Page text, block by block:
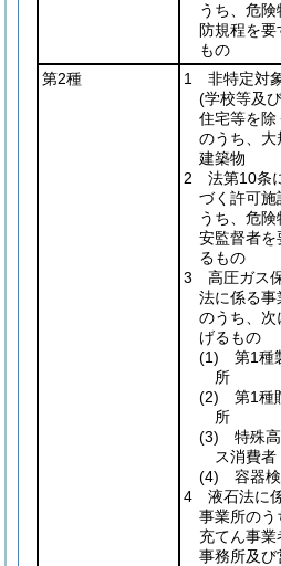
うち、危険
防規程を要
もの
第2種
1 非特定対
(学校等及
住宅等を除
のうち、大
建築物
2 法第10条
づく許可施
うち、危険
安監督者を
るもの
3 高圧ガス
法に係る事
のうち、次
げるもの
(1) 第1種
所
(2) 第1種
所
(3) 特殊
ス消費者
(4) 容器
4 液石法に
事業所のう
充てん事業
事務所及び